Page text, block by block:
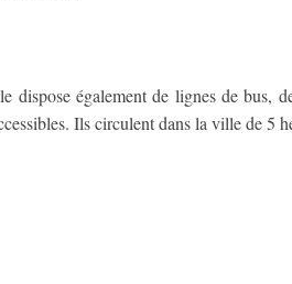
dispose également de lignes de bus,
Ils circulent dans la ville de 5